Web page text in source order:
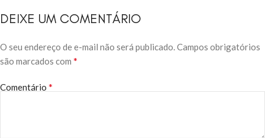
DEIXE UM COMENTÁRIO
O seu endereço de e-mail não será publicado.Campos obrigatórios
são marcados com *
Comentário *